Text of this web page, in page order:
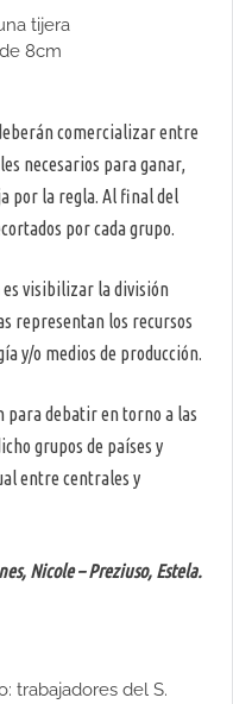
tijera
8cm
comercializar entre
necesarios para ganar,
por la regla. Al final del
por cada grupo.
visibilizar la división
representan los recursos
y/o medios de producción.
para debatir en torno a las
grupos de países y
entre centrales y
Nicole – Preziuso, Estela.
trabajadores del S.